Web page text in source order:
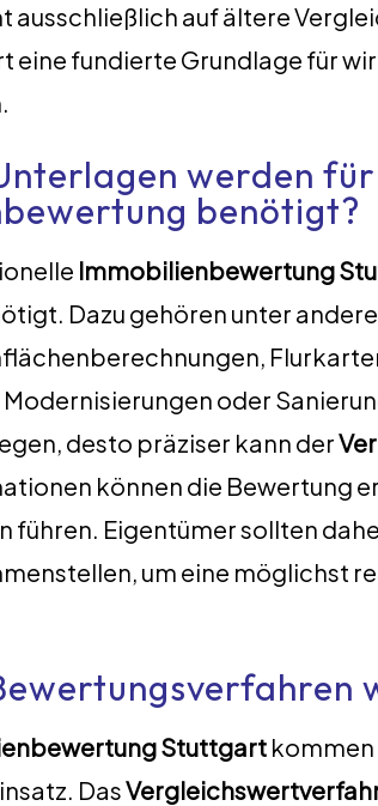
ausschließlich auf ältere
eine fundierte Grundlage für
werden
benötigt?
Immobilienbewertung
Dazu gehören unter
oder
desto präziser kann der
können die Bewertung
führen. Eigentümer sollten
um eine möglichst
Stuttgartkommen
Das